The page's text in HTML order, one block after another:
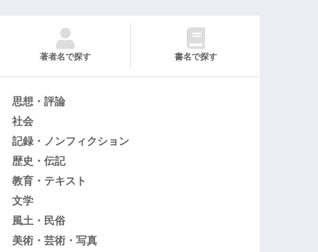
著者名で探す 書名で探す
思想・評論
社会
記録・ノンフィクション
歴史・伝記
教育・テキスト
文学
風土・民俗
美術・芸術・写真